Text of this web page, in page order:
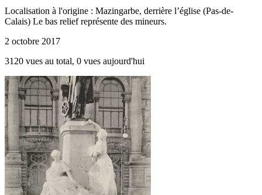
Localisation à l'origine : Mazingarbe, derrière l’église (Pas-de-
Calais) Le bas relief représente des mineurs.
2 octobre 2017
3120 vues au total, 0 vues aujourd'hui